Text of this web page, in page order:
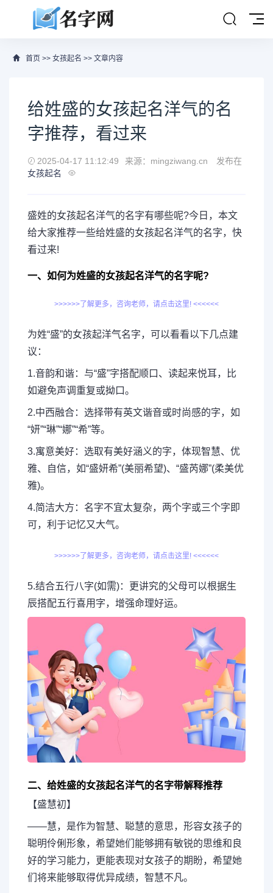
首页 >> 女孩起名 >> 文章内容
给姓盛的女孩起名洋气的名
字推荐，看过来
2025-04-17 11:12:49 来源：mingziwang.cn
发布在
女孩起名
盛姓的女孩起名洋气的名字有哪些呢?今日，本文
给大家推荐一些给姓盛的女孩起名洋气的名字，快
看过来!
一、如何为姓盛的女孩起名洋气的名字呢?
>>>>>>了解更多，咨询老师，请点击这里! <<<<<<
为姓“盛”的女孩起洋气名字，可以看看以下几点建
议：
1.音韵和谐：与“盛”字搭配顺口、读起来悦耳，比
如避免声调重复或拗口。
2.中西融合：选择带有英文谐音或时尚感的字，如
“妍”“琳”“娜”“希”等。
3.寓意美好：选取有美好涵义的字，体现智慧、优
雅、自信，如“盛妍希”(美丽希望)、“盛芮娜”(柔美优
雅)。
4.简洁大方：名字不宜太复杂，两个字或三个字即
可，利于记忆又大气。
>>>>>>了解更多，咨询老师，请点击这里! <<<<<<
5.结合五行八字(如需)：更讲究的父母可以根据生
辰搭配五行喜用字，增强命理好运。
二、给姓盛的女孩起名洋气的名字带解释推荐
【盛慧初】
——慧，是作为智慧、聪慧的意思，形容女孩子的
聪明伶俐形象，希望她们能够拥有敏锐的思维和良
好的学习能力，更能表现对女孩子的期盼，希望她
们将来能够取得优异成绩，智慧不凡。